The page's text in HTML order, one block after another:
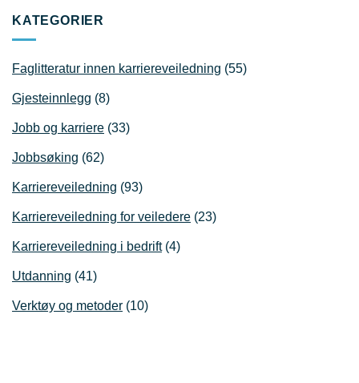
KATEGORIER
Faglitteratur innen karriereveiledning (55)
Gjesteinnlegg (8)
Jobb og karriere (33)
Jobbsøking (62)
Karriereveiledning (93)
Karriereveiledning for veiledere (23)
Karriereveiledning i bedrift(4)
Utdanning (41)
Verktøy og metoder (10)